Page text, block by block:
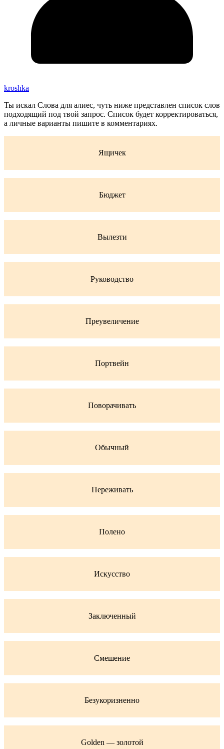
kroshka
Ты искал Слова для алиес, чуть ниже представлен список слов
подходящий под твой запрос. Список будет корректироваться,
а личные варианты пишите в комментариях.
Ящичек
Бюджет
Вылезти
Руководство
Преувеличение
Портвейн
Поворачивать
Обычный
Переживать
Полено
Искусство
Заключенный
Смешение
Безукоризненно
Golden — золотой